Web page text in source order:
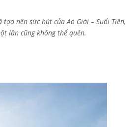
nên sức hút của Ao Giời – Suối Tiên,
lần cũng không thể quên.